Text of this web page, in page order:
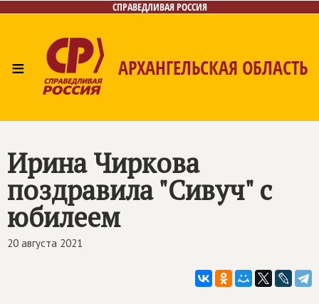
СПРАВЕДЛИВАЯ РОССИЯ
≡ АРХАНГЕЛЬСКАЯ ОБЛАСТЬ
Контакты
Ирина Чиркова
поздравила "Сивуч" с
юбилеем
20 августа 2021